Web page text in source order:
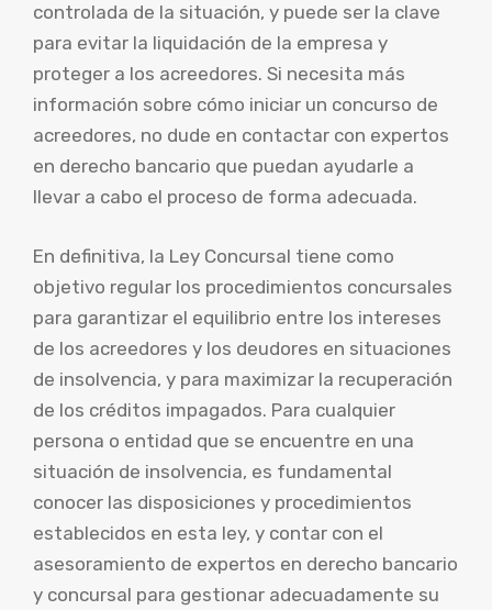
controlada de la situación, y puede ser la clave
para evitar la liquidación de la empresa y
proteger a los acreedores. Si necesita más
información sobre cómo iniciar un concurso de
acreedores, no dude en contactar con expertos
en derecho bancario que puedan ayudarle a
llevar a cabo el proceso de forma adecuada.
En definitiva, la Ley Concursal tiene como
objetivo regular los procedimientos concursales
para garantizar el equilibrio entre los intereses
de los acreedores y los deudores en situaciones
de insolvencia, y para maximizar la recuperación
de los créditos impagados. Para cualquier
persona o entidad que se encuentre en una
situación de insolvencia, es fundamental
conocer las disposiciones y procedimientos
establecidos en esta ley, y contar con el
asesoramiento de expertos en derecho bancario
y concursal para gestionar adecuadamente su